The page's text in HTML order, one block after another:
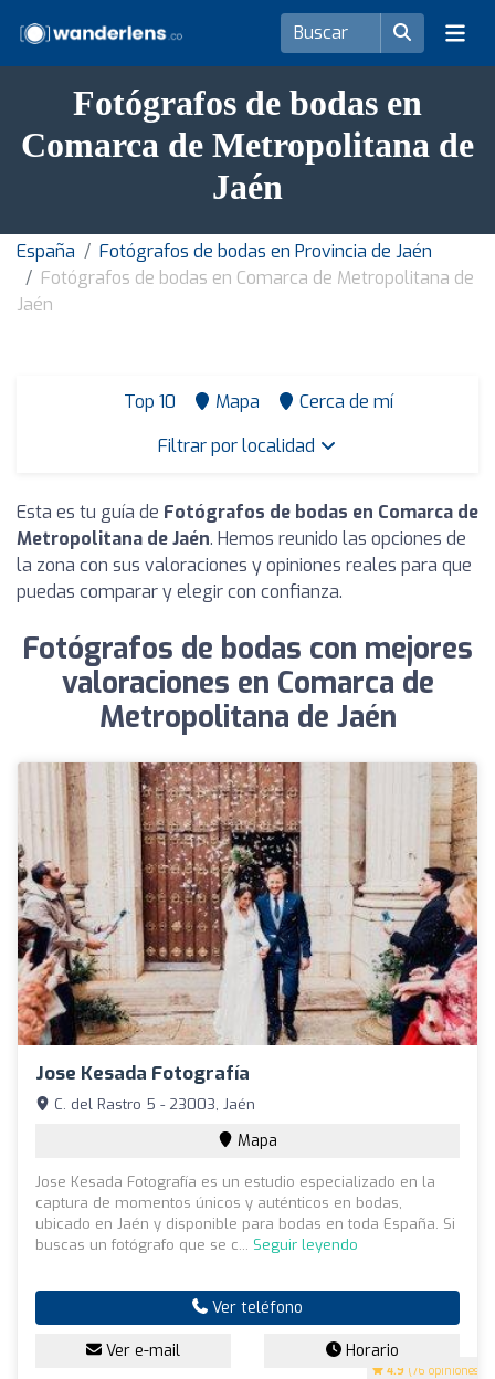
Fotógrafos de bodas en
Comarca de Metropolitana de
Jaén
España
Fotógrafos de bodas en Provincia de Jaén
Fotógrafos de bodas en Comarca de Metropolitana de
Jaén
Top 10 Mapa
Cerca de mí
Filtrar por localidad
Esta es tu guía de Fotógrafos de bodas en Comarca de
Metropolitana de Jaén. Hemos reunido las opciones de
la zona con sus valoraciones y opiniones reales para que
puedas comparar y elegir con confianza.
Fotógrafos de bodas con mejores
valoraciones en Comarca de
Metropolitana de Jaén
Jose Kesada Fotografía
4.9 (76 opiniones)
C. del Rastro 5 - 23003, Jaén
Mapa
Jose Kesada Fotografía es un estudio especializado en la
captura de momentos únicos y auténticos en bodas,
ubicado en Jaén y disponible para bodas en toda España. Si
buscas un fotógrafo que se c... Seguir leyendo
Ver teléfono
Ver e-mail Horario